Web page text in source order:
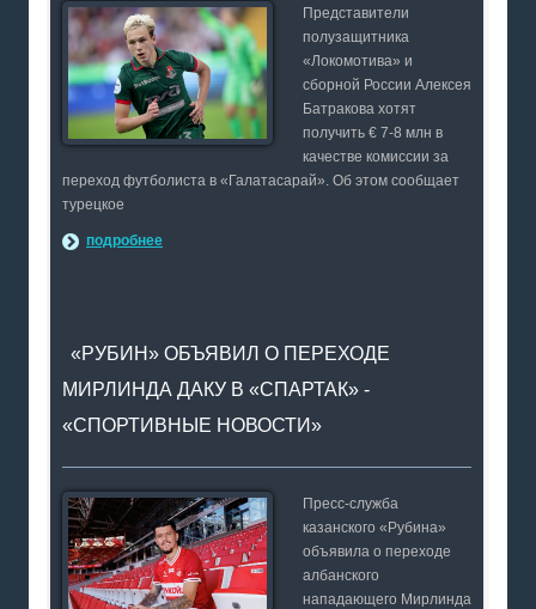
Представители
полузащитника
«Локомотива» и
сборной России Алексея
Батракова хотят
получить € 7-8 млн в
качестве комиссии за
переход футболиста в «Галатасарай». Об этом сообщает
турецкое
подробнее
«РУБИН» ОБЪЯВИЛ О ПЕРЕХОДЕ
МИРЛИНДА ДАКУ В «СПАРТАК» -
«СПОРТИВНЫЕ НОВОСТИ»
Пресс-служба
казанского «Рубина»
объявила о переходе
албанского
нападающего Мирлинда